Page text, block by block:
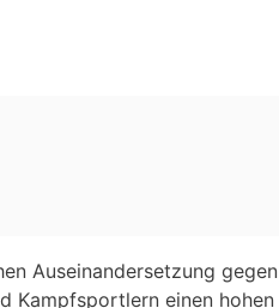
Auseinandersetzung gegen
Kampfsportlern einen hohen